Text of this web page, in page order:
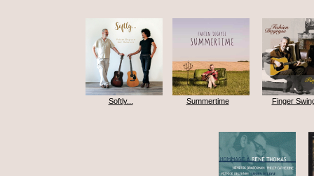
Softly... Summertime Finger